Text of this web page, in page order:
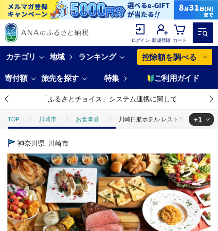
ログイン 新規登録 カート
カテゴリ 地域 ランキング 控除額を調べる
寄付額 旅先を探す 特集 ご利用ガイド
「ふるさとチョイス」システム連携に関して
TOP 川崎市 お食事券 川崎日航ホテル レストランナトゥー
TOP
+1
神奈川県 川崎市